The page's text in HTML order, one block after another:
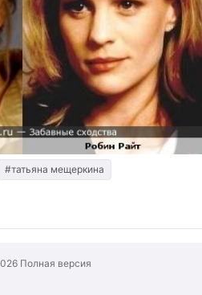
👍
авторизация
#татьяна мещеркина
Полная версия